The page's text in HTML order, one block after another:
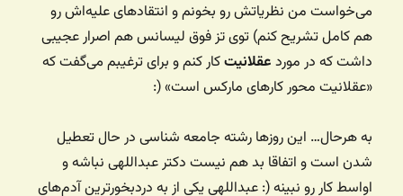
می‌خواست من نظریاتش رو بخونم و انتقادهای علیه‌اش رو
هم کامل تشریح کنم) توی تز فوق لیسانس هم اصرار عجیبی
داشت که در مورد عقلانیتکار کنم و برای ترغیبم می‌گفت که
«عقلانیت محور کارهای مارکس است» (:
به هرحال… این روزها رشته جامعه شناسی در حال تعطیل
شدن است و اتفاقا بد هم نیست دکتر عبداللهی نباشه و
اواسط کار رو نبینه (: عبداللهی یکی از به دردبخورترین آدم‌های